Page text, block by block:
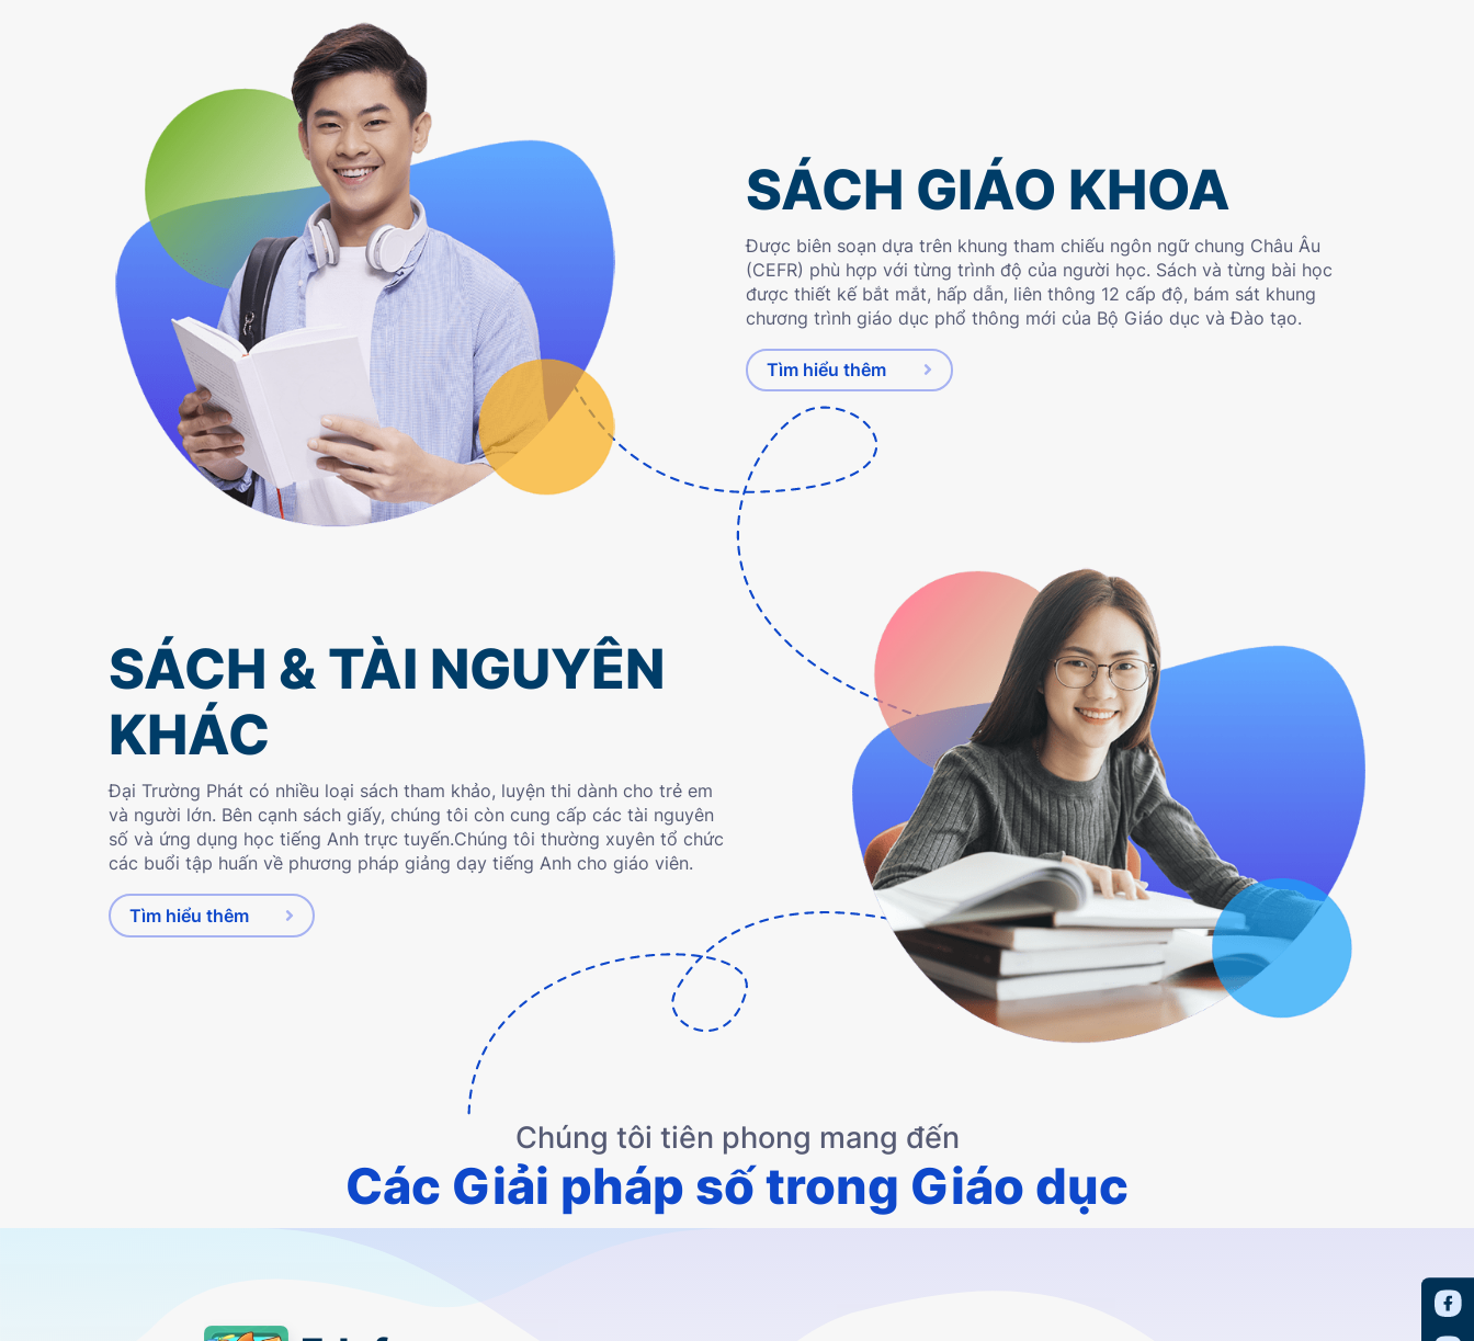
SÁCH GIÁO KHOA
Được biên soạn dựa trên khung tham chiếu ngôn ngữ chung Châu Âu
(CEFR) phù hợp với từng trình độ của người học. Sách và từng bài học
được thiết kế bắt mắt, hấp dẫn, liên thông 12 cấp độ, bám sát khung
chương trình giáo dục phổ thông mới của Bộ Giáo dục và Đào tạo.
Tìm hiểu thêm
SÁCH & TÀI NGUYÊN
KHÁC
Đại Trường Phát có nhiều loại sách tham khảo, luyện thi dành cho trẻ em
và người lớn. Bên cạnh sách giấy, chúng tôi còn cung cấp các tài nguyên
số và ứng dụng học tiếng Anh trực tuyến.Chúng tôi thường xuyên tổ chức
các buổi tập huấn về phương pháp giảng dạy tiếng Anh cho giáo viên.
Tìm hiểu thêm
Chúng tôi tiên phong mang đến
Các Giải pháp số trong Giáo dục